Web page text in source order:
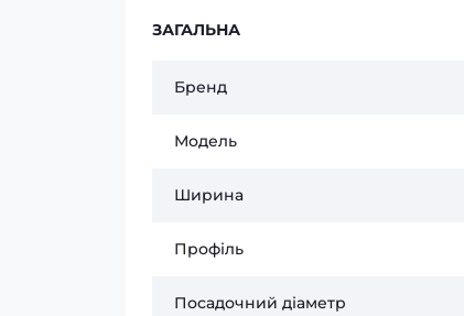
ЗАГАЛЬНА
Бренд
Модель
Ширина
Профіль
Посадочний діаметр